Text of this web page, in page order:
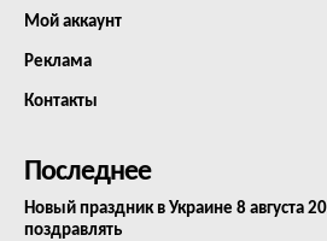
Мой аккаунт
Реклама
Контакты
Последнее
Новый праздник в Украине 8 августа
поздравлять